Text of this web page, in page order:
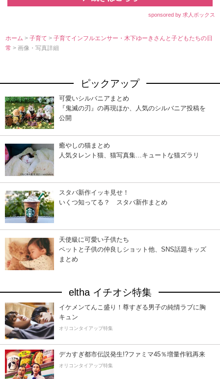
sponsored by 求人ボックス
ホーム >子育て>子育てインフルエンサー・木下ゆーきさんと子どもたちの日
常> 画像・写真詳細
ピックアップ
可愛いシルバニアまとめ
『鬼滅の刃』の再現ほか、人気のシルバニア投稿を
公開
癒やしの猫まとめ
人気タレント猫、猫写真集…キュートな猫ズラリ
スタバ新作イッキ見せ！
いくつ知ってる？ スタバ新作まとめ
天使級に可愛い子供たち
ペットと子供の仲良しショット他、SNS話題キッズ
まとめ
eltha イチオシ特集
イケメンてんこ盛り！尊すぎる男子の純情ラブに胸
キュン
オリコンタイアップ特集
デカすぎ都市伝説発生!?ファミマ45％増量作戦再来
オリコンタイアップ特集